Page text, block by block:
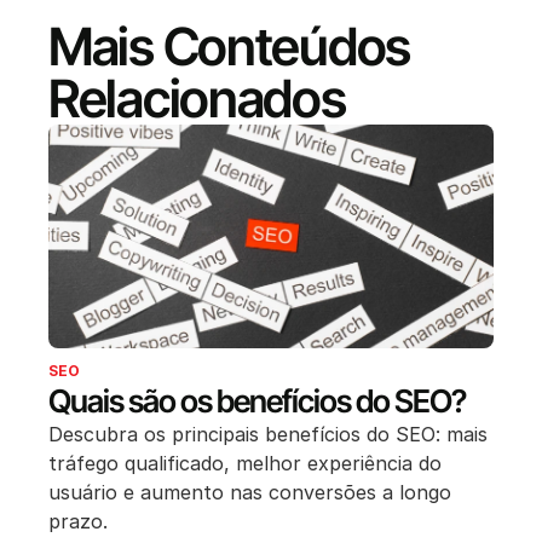
Mais Conteúdos
Relacionados
SEO
Quais são os benefícios do SEO?
Descubra os principais benefícios do SEO: mais
tráfego qualificado, melhor experiência do
usuário e aumento nas conversões a longo
prazo.